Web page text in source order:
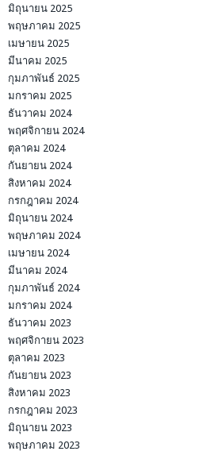
มิถุนายน 2025
พฤษภาคม 2025
เมษายน 2025
มีนาคม 2025
กุมภาพันธ์ 2025
มกราคม 2025
ธันวาคม 2024
พฤศจิกายน 2024
ตุลาคม 2024
กันยายน 2024
สิงหาคม 2024
กรกฎาคม 2024
มิถุนายน 2024
พฤษภาคม 2024
เมษายน 2024
มีนาคม 2024
กุมภาพันธ์ 2024
มกราคม 2024
ธันวาคม 2023
พฤศจิกายน 2023
ตุลาคม 2023
กันยายน 2023
สิงหาคม 2023
กรกฎาคม 2023
มิถุนายน 2023
พฤษภาคม 2023